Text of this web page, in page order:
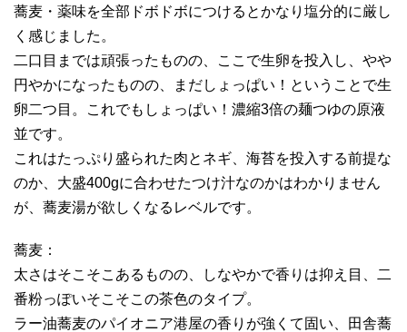
蕎麦・薬味を全部ドボドボにつけるとかなり塩分的に厳し
く感じました。
二口目までは頑張ったものの、ここで生卵を投入し、やや
円やかになったものの、まだしょっぱい！ということで生
卵二つ目。これでもしょっぱい！濃縮3倍の麺つゆの原液
並です。
これはたっぷり盛られた肉とネギ、海苔を投入する前提な
のか、大盛400gに合わせたつけ汁なのかはわかりません
が、蕎麦湯が欲しくなるレベルです。
蕎麦：
太さはそこそこあるものの、しなやかで香りは抑え目、二
番粉っぽいそこそこの茶色のタイプ。
ラー油蕎麦のパイオニア港屋の香りが強くて固い、田舎蕎